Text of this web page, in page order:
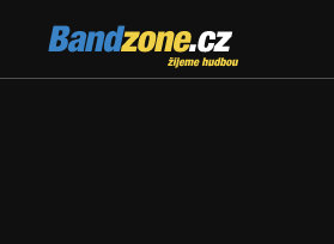
Bandzone.cz
žijeme hudbou